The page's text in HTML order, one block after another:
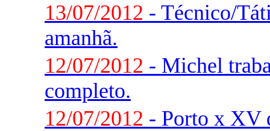
13/07/2012 - Técnico/
amanhã.
12/07/2012 - Michel
completo.
12/07/2012 - Porto x XV